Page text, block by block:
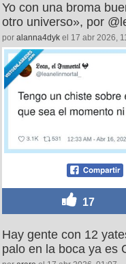
Yo con una broma
otro universo», por
por alanna4dyk el 17 abr 2026,
17
Hay gente con 12
palo en la boca ya es